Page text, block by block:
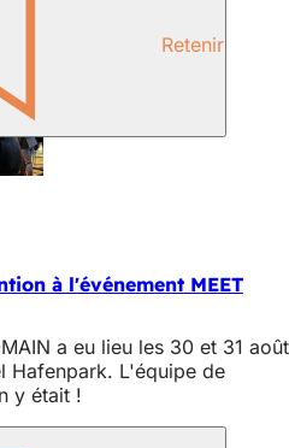
Retenir
à l'événement MEET
a eu lieu les 30 et 31 août
Hafenpark. L'équipe de
y était !